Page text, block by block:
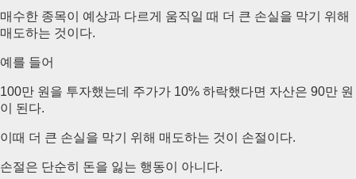
매수한 종목이 예상과 다르게 움직일 때 더 큰 손실을 막기 위해
매도하는 것이다.
예를 들어
100만 원을 투자했는데 주가가 10% 하락했다면 자산은 90만 원
이 된다.
이때 더 큰 손실을 막기 위해 매도하는 것이 손절이다.
손절은 단순히 돈을 잃는 행동이 아니다.